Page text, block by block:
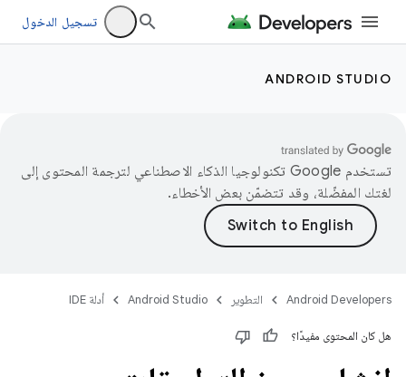
تسجيل الدخول
ANDROID STUDIO
تستخدم Google تكنولوجيا الذكاء الاصطناعي لترجمة المحتوى إلى
لغتك المفضّلة، وقد تتضمّن بعض الأخطاء.
Android Developers التطوير Android Studio أدلة IDE
هل كان المحتوى مفيدًا؟